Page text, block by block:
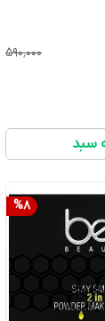
۵۹۰٬۰۰۰
سبد
%8